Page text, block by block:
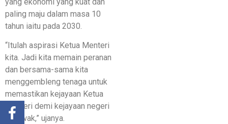
paling maju dalam masa 10
tahun iaitu pada 2030.
“Itulah aspirasi Ketua Menteri
kita. Jadi kita memain peranan
dan bersama-sama kita
menggembleng tenaga untuk
memastikan kejayaan Ketua
Menteri demi kejayaan negeri
Sarawak,” ujanya.